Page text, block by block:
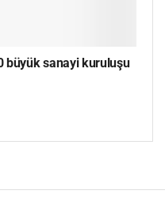
büyük sanayi kuruluşu